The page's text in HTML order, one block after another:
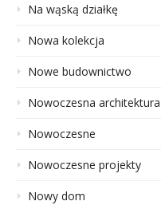
Na wąską działkę
Nowa kolekcja
Nowe budownictwo
Nowoczesna architektura
Nowoczesne
Nowoczesne projekty
Nowy dom